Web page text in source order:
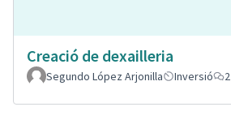
Creació de dexailleria
Segundo López Arjonilla
Inversió 2